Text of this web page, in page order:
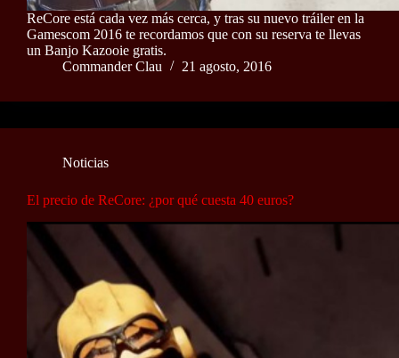
ReCore está cada vez más cerca, y tras su nuevo tráiler en la
Gamescom 2016 te recordamos que con su reserva te llevas
un Banjo Kazooie gratis.
Commander Clau
21 agosto, 2016
Noticias
El precio de ReCore: ¿por qué cuesta 40 euros?